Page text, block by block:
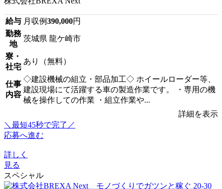
給与 月収例390,000円
勤務
地
茨城県 龍ケ崎市
寮・
社宅
あり（無料）
仕事
内容
◇建設機械の組立・部品加工◇ ホイールローダー等、
建設現場にて活躍する車の製造作業です。 ・専用の機
械を操作しての作業 ・組立作業や...
詳細を表示
＼最短45秒で完了／
応募へ進む
詳しく
見る
スペシャル